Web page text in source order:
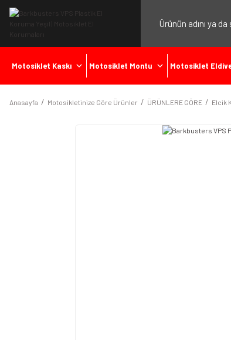
Motosiklet Kaskı Motosiklet Montu Motosiklet
Anasayfa Motosikletinize Göre Ürünler ÜRÜNLERE GÖRE Elcik